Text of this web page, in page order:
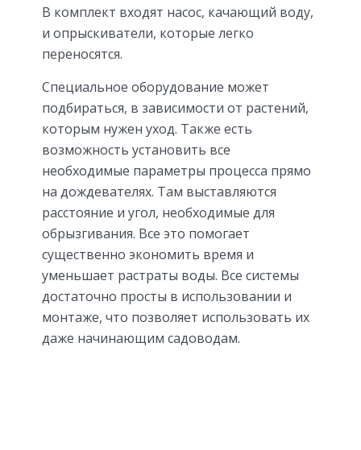
В комплект входят насос, качающий воду,
и опрыскиватели, которые легко
переносятся.
Специальное оборудование может
подбираться, в зависимости от растений,
которым нужен уход. Также есть
возможность установить все
необходимые параметры процесса прямо
на дождевателях. Там выставляются
расстояние и угол, необходимые для
обрызгивания. Все это помогает
существенно экономить время и
уменьшает растраты воды. Все системы
достаточно просты в использовании и
монтаже, что позволяет использовать их
даже начинающим садоводам.